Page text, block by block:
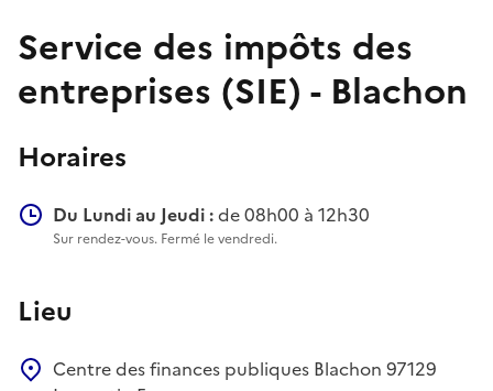
Service des impôts des
entreprises (SIE) - Blachon
Horaires
Du Lundi au Jeudi :de 08h00 à 12h30
Sur rendez-vous. Fermé le vendredi.
Lieu
Centre des finances publiques Blachon 97129